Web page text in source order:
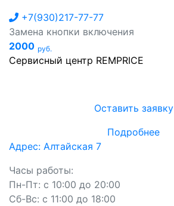
+7(930)217-77-77
Замена кнопки включения
2000 руб.
Сервисный центр REMPRICE
Оставить заявку
Подробнее
Адрес: Алтайская 7
Часы работы:
Пн-Пт: с 10:00 до 20:00
Сб-Вс: с 11:00 до 18:00